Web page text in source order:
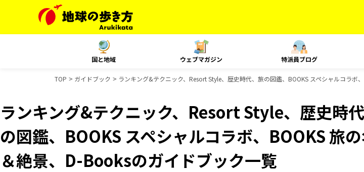
国と地域 ウェブマガジン 特派員ブログ
TOP ガイドブック ランキング&テクニック、Resort Style、歴史時代、旅の図鑑、BOOKS スペシャルコラボ
ランキング&テクニック、Resort Style、歴史時
の図鑑、BOOKS スペシャルコラボ、BOOKS 旅
＆絶景、D-Booksのガイドブック一覧